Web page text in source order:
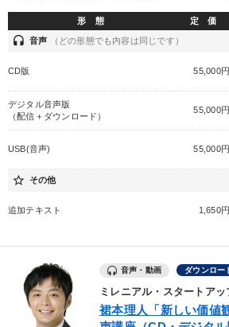
形 態 定 価
headset 音声 （どの形態でも内容は同じです）
CD版 55,000円
デジタル音声版
（配信＋ダウンロード）
55,000円
USB(音声) 55,000円
star_border その他
追加テキスト 1,650円
音声・動画 ダウンロー
ミレニアル・スタートアッ
裙本理人「新しい価値